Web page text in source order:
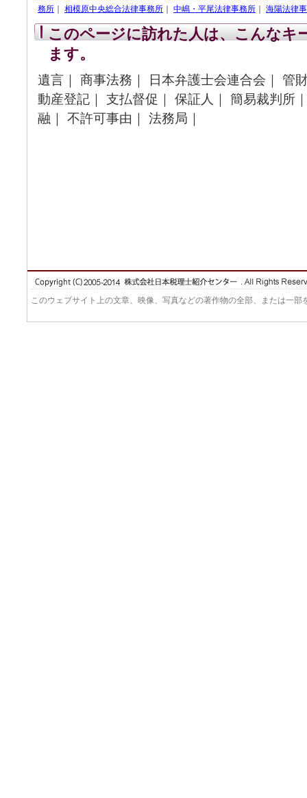
務所
相模原中央総合法律事務所 中嶋・平尾法律事務所 海陽法律
このページに訪れた人は、こんなキ
ます。
遺言｜ 商事法務｜ 日本弁護士会連合会｜ 管
動産登記｜ 支払督促｜ 保証人｜ 簡易裁判所
融｜ 不許可事由｜ 法務局｜
このウェブサイト上の文章、映像、写真などの著作物の全部、または一